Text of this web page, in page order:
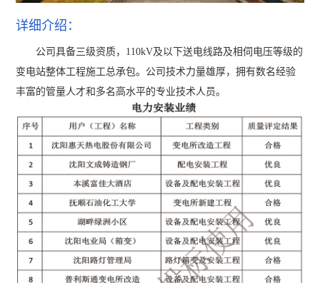
详细介绍：
公司具备三级资质，110kV及以下送电线路及相伺电压等级的
变电站整体工程施工总承包。公司技术力量雄厚，拥有数名经验
丰富的管量人才和多名高水平的专业技术人员。